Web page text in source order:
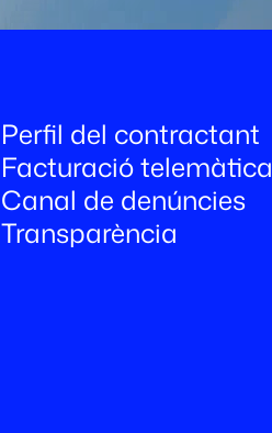
Perfil del contractant
Facturació telemàtica
Canal de denúncies
Transparència